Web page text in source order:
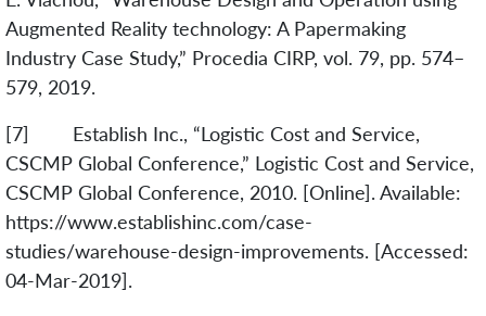
Augmented Reality technology: A Papermaking
Industry Case Study,” Procedia CIRP, vol. 79, pp. 574–
579, 2019.
[7] Establish Inc., “Logistic Cost and Service,
CSCMP Global Conference,” Logistic Cost and Service,
CSCMP Global Conference, 2010. [Online]. Available:
https://www.establishinc.com/case-
studies/warehouse-design-improvements. [Accessed:
04-Mar-2019].